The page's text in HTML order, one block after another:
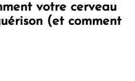
votre cerveau
(et comment